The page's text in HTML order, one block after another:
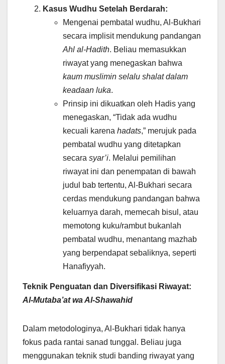
Kasus Wudhu Setelah Berdarah:
Mengenai pembatal wudhu, Al-Bukhari
secara implisit mendukung pandangan
Ahl al-Hadith. Beliau memasukkan
riwayat yang menegaskan bahwa
kaum muslimin selalu shalat dalam
keadaan luka.
Prinsip ini dikuatkan oleh Hadis yang
menegaskan, “Tidak ada wudhu
kecuali karena hadats,” merujuk pada
pembatal wudhu yang ditetapkan
secara syar’i. Melalui pemilihan
riwayat ini dan penempatan di bawah
judul bab tertentu, Al-Bukhari secara
cerdas mendukung pandangan bahwa
keluarnya darah, memecah bisul, atau
memotong kuku/rambut bukanlah
pembatal wudhu, menantang mazhab
yang berpendapat sebaliknya, seperti
Hanafiyyah.
Teknik Penguatan dan Diversifikasi Riwayat:
Al-Mutaba’at wa Al-Shawahid
Dalam metodologinya, Al-Bukhari tidak hanya
fokus pada rantai sanad tunggal. Beliau juga
menggunakan teknik studi banding riwayat yang